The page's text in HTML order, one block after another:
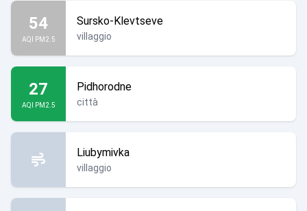
54
AQI PM2.5
Sursko-Klevtseve
villaggio
27
AQI PM2.5
Pidhorodne
città
Liubymivka
villaggio